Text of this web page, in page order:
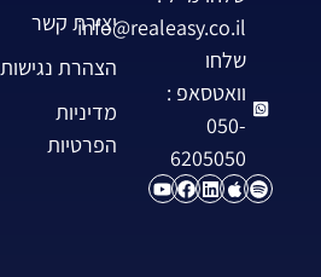
info@realeasy.co.il
שלחו
וואטסאפ :
050-
6205050
יצירת קשר
הצהרת נגישות
מדיניות
הפרטיות